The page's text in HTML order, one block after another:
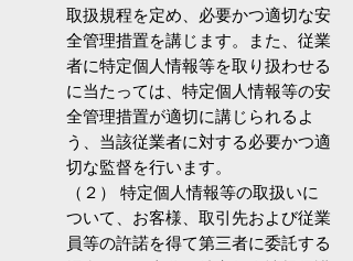
取扱規程を定め、必要かつ適切な安
全管理措置を講じます。また、従業
者に特定個人情報等を取り扱わせる
に当たっては、特定個人情報等の安
全管理措置が適切に講じられるよ
う、当該従業者に対する必要かつ適
切な監督を行います。
（２） 特定個人情報等の取扱いに
ついて、お客様、取引先および従業
員等の許諾を得て第三者に委託する